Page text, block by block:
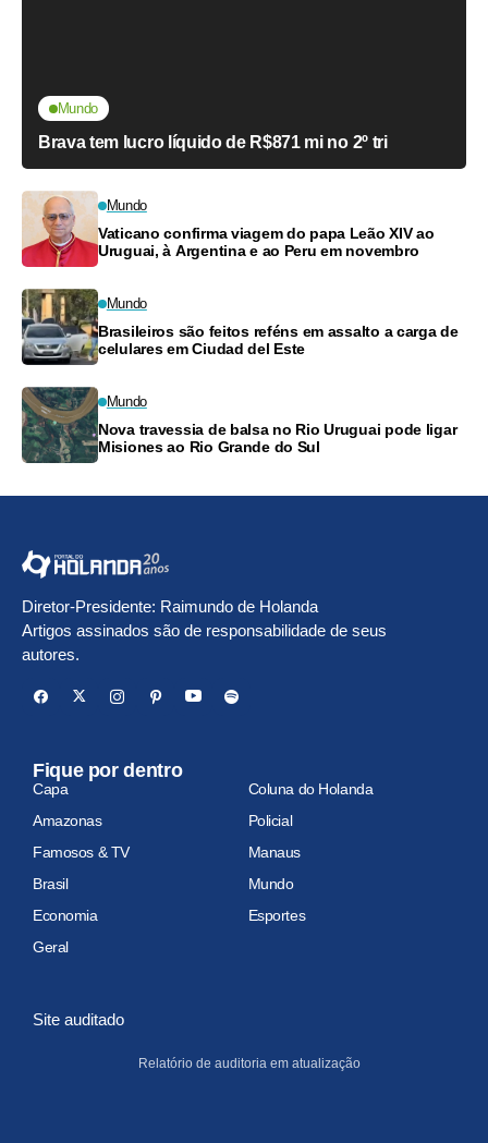
Mundo
Brava tem lucro líquido de R$871 mi no 2º tri
Mundo
Vaticano confirma viagem do papa Leão XIV ao
Uruguai, à Argentina e ao Peru em novembro
Mundo
Brasileiros são feitos reféns em assalto a carga de
celulares em Ciudad del Este
Mundo
Nova travessia de balsa no Rio Uruguai pode ligar
Misiones ao Rio Grande do Sul
Diretor-Presidente: Raimundo de Holanda
Artigos assinados são de responsabilidade de seus
autores.
Fique por dentro
Capa
Coluna do Holanda
Amazonas
Policial
Famosos & TV
Manaus
Brasil
Mundo
Economia
Esportes
Geral
Site auditado
Relatório de auditoria em atualização